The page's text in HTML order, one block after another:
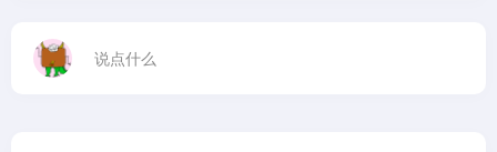
说点什么